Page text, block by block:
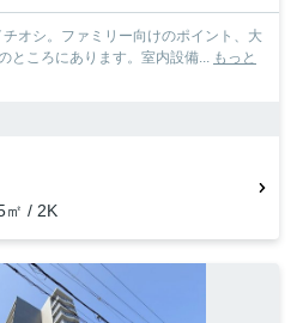
チオシ。ファミリー向けのポイント、大
ところにあります。室内設備...
もっと
㎡ / 2K